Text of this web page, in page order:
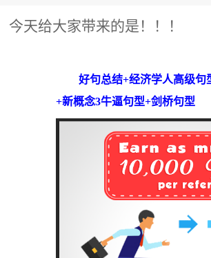
今天给大家带来的是！！！
好句总结+经济学人高级句
+新概念3牛逼句型+剑桥句型